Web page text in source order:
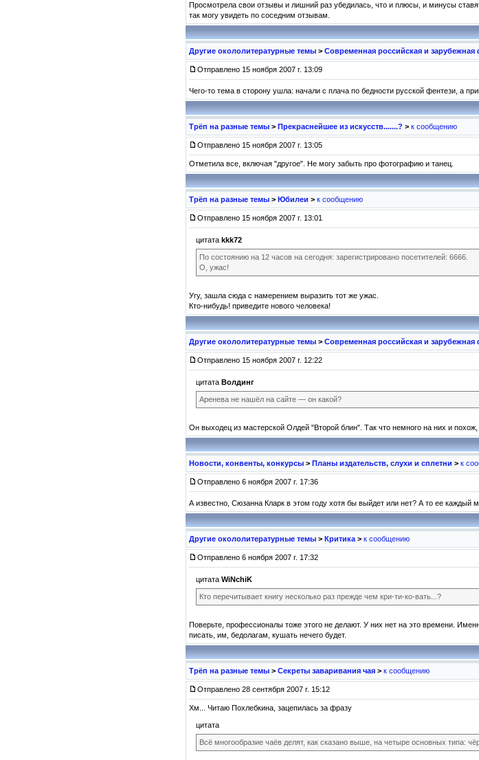
Просмотрела свои отзывы и лишний раз убедилась, что и плюсы, и минусы
так могу увидеть по соседним отзывам.
Другие окололитературные темы > Современная российская и зарубежная
Отправлено 15 ноября 2007 г. 13:09
Чего-то тема в сторону ушла: начали с плача по бедности русской фентези, а
Трёп на разные темы > Прекраснейшее из искусств.......? > к сообщению
Отправлено 15 ноября 2007 г. 13:05
Отметила все, включая "другое". Не могу забыть про фотографию и танец.
Трёп на разные темы > Юбилеи > к сообщению
Отправлено 15 ноября 2007 г. 13:01
цитата kkk72
По состоянию на 12 часов на сегодня: зарегистрировано посетителей: 6666.
О, ужас!
Угу, зашла сюда с намерением выразить тот же ужас.
Кто-нибудь! приведите нового человека!
Другие окололитературные темы > Современная российская и зарубежная
Отправлено 15 ноября 2007 г. 12:22
цитата Волдинг
Аренева не нашёл на сайте — он какой?
Он выходец из мастерской Олдей "Второй блин". Так что немного на них и
Новости, конвенты, конкурсы > Планы издательств, слухи и сплетни > к
Отправлено 6 ноября 2007 г. 17:36
А известно, Сюзанна Кларк в этом году хотя бы выйдет или нет? А то ее
Другие окололитературные темы > Критика > к сообщению
Отправлено 6 ноября 2007 г. 17:32
цитата WiNchiK
Кто перечитывает книгу несколько раз прежде чем кри-ти-ко-вать...?
Поверьте, профессионалы тоже этого не делают. У них нет на это времени.
писать, им, бедолагам, кушать нечего будет.
Трёп на разные темы > Секреты заваривания чая > к сообщению
Отправлено 28 сентября 2007 г. 15:12
Хм... Читаю Похлебкина, зацепилась за фразу
цитата
Всё многообразие чаёв делят, как сказано выше, на четыре основных типа: